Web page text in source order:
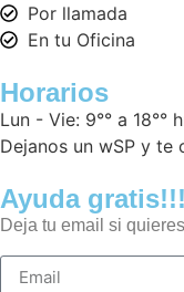
Por llamada
En tu Oficina
Horarios
Lun - Vie: 9°° a 18°°
Dejanos un wSP y te
Ayuda gratis!!!
Deja tu email si